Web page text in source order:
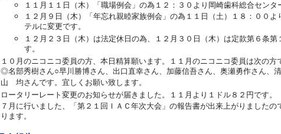
１１月１１日（木）「職場例会」の為１２：３０より岡崎歯科総合センタ
１２月９日（木）「年忘れ親睦家族例会」の為１１日（土）１８：００
テルに変更です。
１２月２３日（木）は法定休日の為、１２月３０日（木）は定款第６条第
す。
１０月のニコニコ委員の方、本日精算願います。１１月のニコニコ委員は次の方
◎名部秀樹さん○早川勝博さん、出口直幸さん、加藤信吾さん、奥瀬勇作さん、
山 均さんです。宜しくお願い致します。
ロータリーレート変更のお知らせが届きました。１１月より１ドル８２円です。
７月に行いました、「第２１回ＩＡＣ年次大会」の報告書が出来上がりましたの
ります。